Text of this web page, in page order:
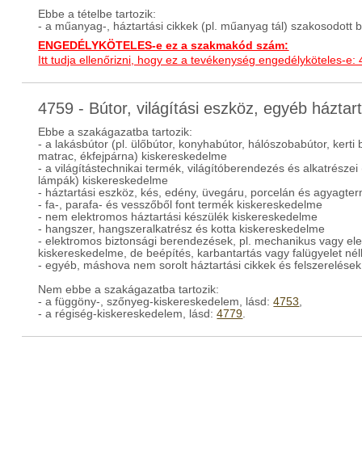
Ebbe a tételbe tartozik:
- a műanyag-, háztartási cikkek (pl. műanyag tál) szakosodott
ENGEDÉLYKÖTELES-e ez a szakmakód szám:
Itt tudja ellenőrizni, hogy ez a tevékenység engedélyköteles-e:
4759 - Bútor, világítási eszköz, egyéb
Ebbe a szakágazatba tartozik:
- a lakásbútor (pl. ülőbútor, konyhabútor, hálószobabútor,
matrac, ékfejpárna) kiskereskedelme
- a világítástechnikai termék, világítóberendezés és
lámpák) kiskereskedelme
- háztartási eszköz, kés, edény, üvegáru, porcelán és
- fa-, parafa- és vesszőből font termék kiskereskedelme
- nem elektromos háztartási készülék kiskereskedelme
- hangszer, hangszeralkatrész és kotta kiskereskedelme
- elektromos biztonsági berendezések, pl. mechanikus vagy
kiskereskedelme, de beépítés, karbantartás vagy falügyelet
- egyéb, máshova nem sorolt háztartási cikkek és
Nem ebbe a szakágazatba tartozik:
- a függöny-, szőnyeg-kiskereskedelem, lásd:4753,
- a régiség-kiskereskedelem, lásd:4779.